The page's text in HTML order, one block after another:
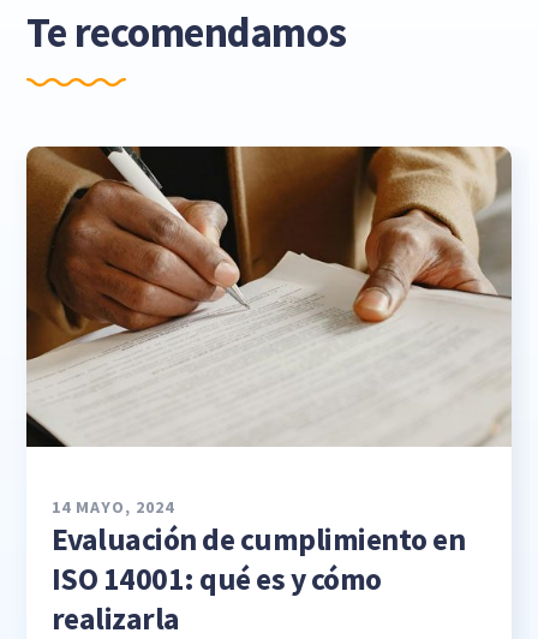
Te recomendamos
14 MAYO, 2024
Evaluación de cumplimiento en
ISO 14001: qué es y cómo
realizarla